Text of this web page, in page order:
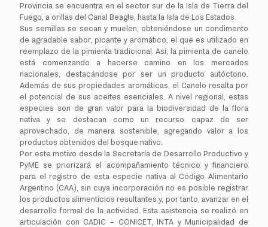
Provincia se encuentra en el sector sur de la Isla de Tierra del
Fuego, a orillas del Canal Beagle, hasta la Isla de Los Estados.
Sus semillas se secan y muelen, obteniéndose un condimento
de agradable sabor, picante y aromático, el que es utilizado en
reemplazo de la pimienta tradicional. Así, la pimienta de canelo
está comenzando a hacerse camino en los mercados
nacionales, destacándose por ser un producto autóctono.
Además de sus propiedades aromáticas, el Canelo resalta por
el potencial de sus aceites esenciales. A nivel regional, estas
especies son de gran valor para la biodiversidad de la flora
nativa y se destacan como un recurso capaz de ser
aprovechado, de manera sostenible, agregando valor a los
productos obtenidos del bosque nativo.
Por este motivo desde la Secretaría de Desarrollo Productivo y
PyME se priorizará el acompañamiento técnico y financiero
para el registro de esta especie nativa al Código Alimentario
Argentino (CAA), sin cuya incorporación no es posible registrar
los productos alimenticios resultantes y, por tanto, avanzar en el
desarrollo formal de la actividad. Esta asistencia se realizó en
articulación con CADIC – CONICET, INTA y Municipalidad de